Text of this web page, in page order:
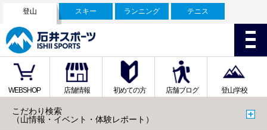
登山 スキー ランニング テニス
WEBSHOP 店舗情報 初めての方 店舗ブログ 登山学校
こだわり検索
（山情報・イベント・体験レポート）